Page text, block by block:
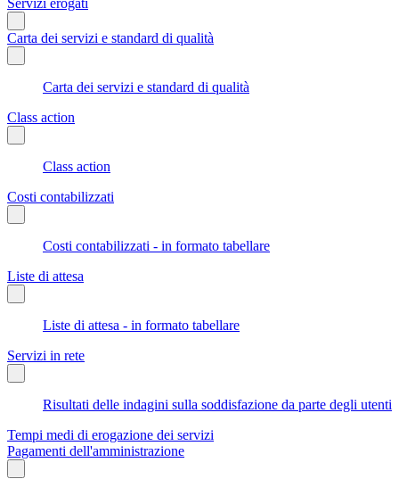
Carta dei servizi e standard di qualità
Carta dei servizi e standard di qualità
Class action
Class action
Costi contabilizzati
Costi contabilizzati - in formato tabellare
Liste di attesa
Liste di attesa - in formato tabellare
Servizi in rete
Risultati delle indagini sulla soddisfazione da parte degli utenti
Tempi medi di erogazione dei servizi
Pagamenti dell'amministrazione